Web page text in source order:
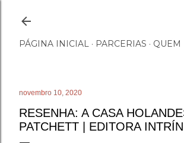
PÁGINA INICIAL PARCERIAS QUEM
novembro 10, 2020
RESENHA: A CASA
PATCHETT | EDITORA